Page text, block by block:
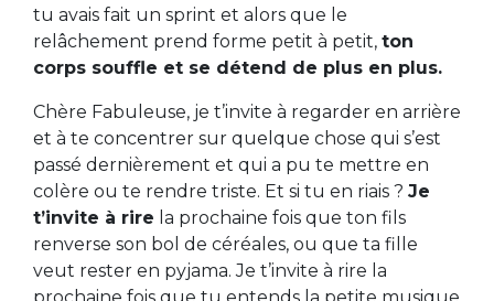
tu avais fait un sprint et alors que le
relâchement prend forme petit à petit, ton
corps souffle et se détend de plus en plus.
Chère Fabuleuse, je t’invite à regarder en arrière
et à te concentrer sur quelque chose qui s’est
passé dernièrement et qui a pu te mettre en
colère ou te rendre triste. Et si tu en riais ? Je
t’invite à rire la prochaine fois que ton fils
renverse son bol de céréales, ou que ta fille
veut rester en pyjama. Je t’invite à rire la